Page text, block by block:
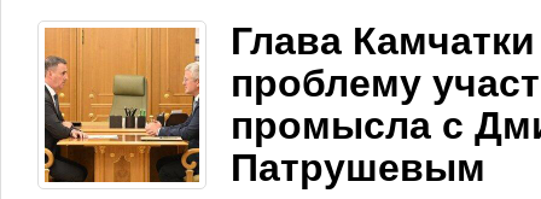
Глава
проблему
промысла с
Патрушевым